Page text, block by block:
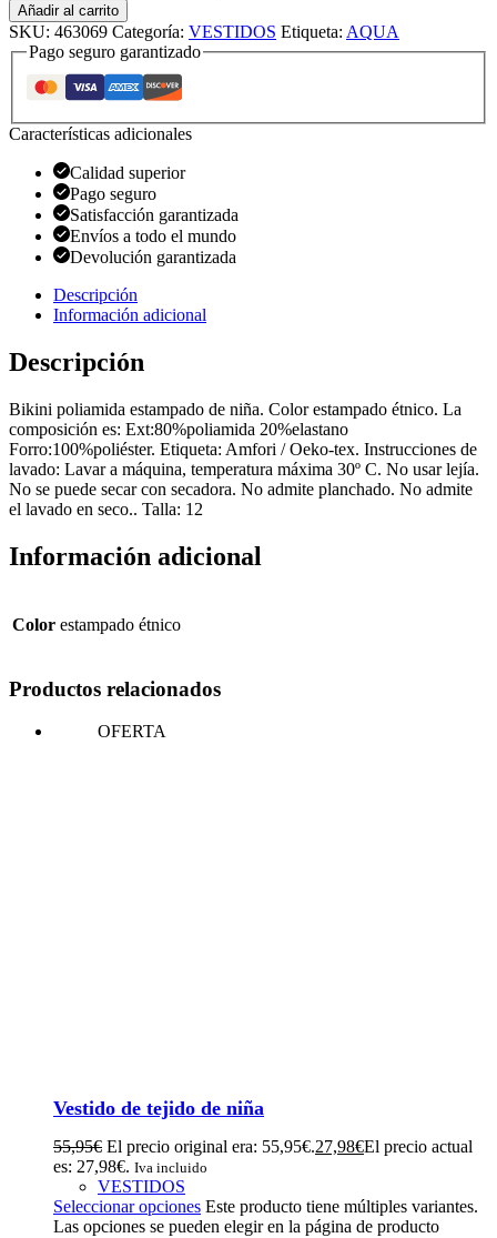
Añadir al carrito
SKU: 463069 Categoría: VESTIDOS Etiqueta: AQUA
Pago seguro garantizado
Características adicionales
Calidad superior
Pago seguro
Satisfacción garantizada
Envíos a todo el mundo
Devolución garantizada
Descripción
Información adicional
Descripción
Bikini poliamida estampado de niña. Color estampado étnico. La
composición es: Ext:80%poliamida 20%elastano
Forro:100%poliéster. Etiqueta: Amfori / Oeko-tex. Instrucciones de
lavado: Lavar a máquina, temperatura máxima 30º C. No usar lejía.
No se puede secar con secadora. No admite planchado. No admite
el lavado en seco.. Talla: 12
Información adicional
Color estampado étnico
Productos relacionados
OFERTA
Vestido de tejido de niña
55,95€ El precio original era: 55,95€.27,98€El precio actual
es: 27,98€. Iva incluido
VESTIDOS
Seleccionar opciones Este producto tiene múltiples variantes.
Las opciones se pueden elegir en la página de producto